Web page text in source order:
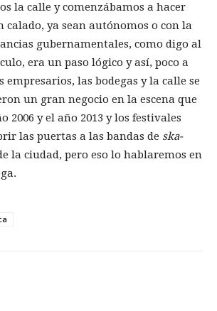
la calle y comenzábamos a hacer
calado, ya sean autónomos o con la
gubernamentales, como digo al
era un paso lógico y así, poco a
empresarios, las bodegas y la calle se
un gran negocio en la escena que
2006 y el año 2013 y los festivales
las puertas a las bandas de ska-
la ciudad, pero eso lo hablaremos en